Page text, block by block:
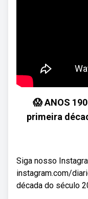
😱 ANOS
primeira
Siga nosso
instagram.com/
década do século